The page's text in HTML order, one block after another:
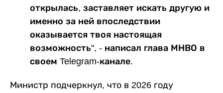
открылась, заставляет искать другую и
именно за ней впоследствии
оказывается твоя настоящая
возможность", - написал глава МНВО в
своем Telegram-канале.
Министр подчеркнул, что в 2026 году